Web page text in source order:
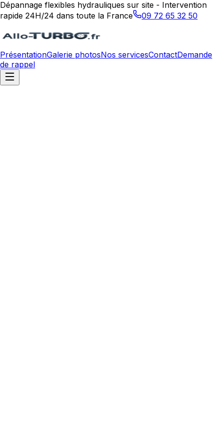
Dépannage flexibles hydrauliques sur site - Intervention
rapide 24H/24 dans toute la France
09 72 65 32 50
PrésentationGalerie photosNos servicesContactDemande
de rappel